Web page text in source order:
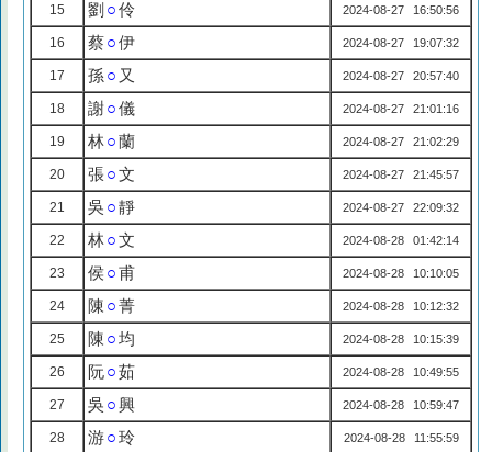
15 劉 ○伶 2024-08-27 16:50:56
16 蔡○伊 2024-08-27 19:07:32
17 孫○ 又 2024-08-27 20:57:40
18 謝○儀 2024-08-27 21:01:16
19 林○蘭 2024-08-27 21:02:29
20 張○文 2024-08-27 21:45:57
21 吳 ○靜 2024-08-27 22:09:32
22 林○文 2024-08-28 01:42:14
23 侯○甫 2024-08-28 10:10:05
24 陳 ○菁 2024-08-28 10:12:32
25 陳 ○均 2024-08-28 10:15:39
26 阮○茹 2024-08-28 10:49:55
27 吳 ○興 2024-08-28 10:59:47
28 游○玲 2024-08-28 11:55:59